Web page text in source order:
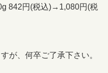
842円(税込)→1,080円(税
が、何卒ご了承下さい。